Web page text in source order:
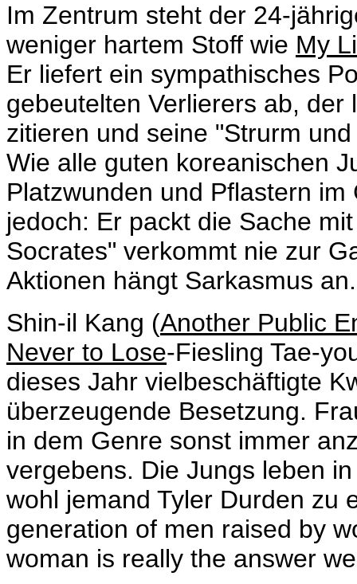
Im Zentrum steht der 24-
weniger hartem Stoff wie My
Er liefert ein sympathisches
gebeutelten Verlierers ab,
zitieren und seine "Strurm
Wie alle guten koreanischen
Platzwunden und Pflastern
jedoch: Er packt die Sache
Socrates" verkommt nie zur
Aktionen hängt Sarkasmus an.
Shin-il Kang (Another Public
Never to Lose-Fiesling Tae-
dieses Jahr vielbeschäftigte
überzeugende Besetzung.
in dem Genre sonst immer
vergebens. Die Jungs leben
wohl jemand Tyler Durden zu
generation of men raised by
woman is really the answer